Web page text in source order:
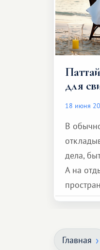
для
18 июня
В
дела,
А на
сделать
и
Главная